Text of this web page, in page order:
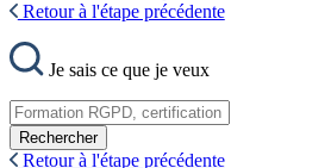
Retour à l'étape précédente
Je sais ce que je veux
Rechercher
Retour à l'étape précédente